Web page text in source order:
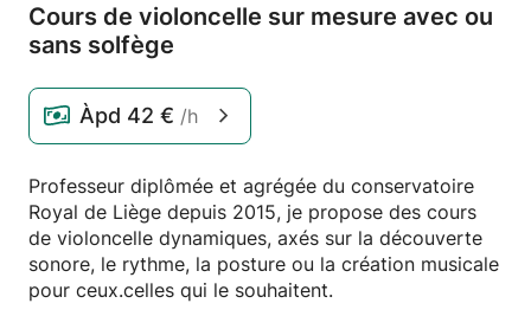
Cours de violoncelle sur mesure avec ou
sans solfège
Àpd 42 € /h
Professeur diplômée et agrégée du conservatoire
Royal de Liège depuis 2015, je propose des cours
de violoncelle dynamiques, axés sur la découverte
sonore, le rythme, la posture ou la création musicale
pour ceux.celles qui le souhaitent.